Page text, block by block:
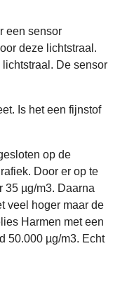
een sensor
deze lichtstraal.
De sensor
Is het een fijnstof
op de
Door er op te
35 µg/m3. Daarna
veel hoger maar de
Harmen met een
50.000 µg/m3. Echt